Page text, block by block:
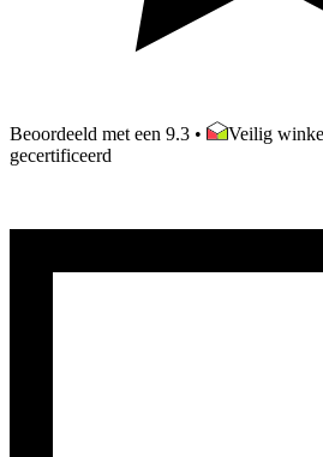
Beoordeeld met een 9.3 •
Veilig
gecertificeerd